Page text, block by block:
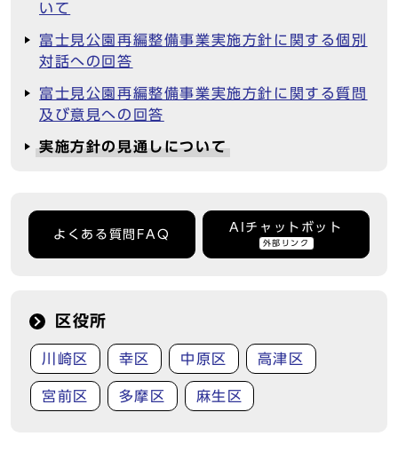
いて
富士見公園再編整備事業実施方針に関する個別
対話への回答
富士見公園再編整備事業実施方針に関する質問
及び意見への回答
実施方針の見通しについて
よくある質問FAQ
AIチャットボット
外部リンク
区役所
川崎区 幸区 中原区 高津区
宮前区 多摩区 麻生区